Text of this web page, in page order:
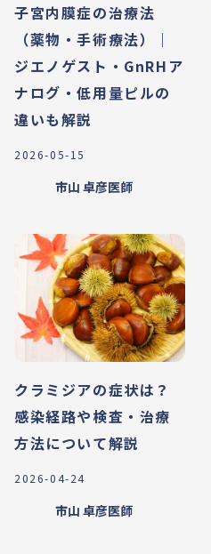
子宮内膜症の治療法
（薬物・手術療法）｜
ジエノゲスト・GnRHア
ナログ・低用量ピルの
違いも解説
2026-05-15
市山 卓彦医師
クラミジアの症状は？
感染経路や検査・治療
方法について解説
2026-04-24
市山 卓彦医師